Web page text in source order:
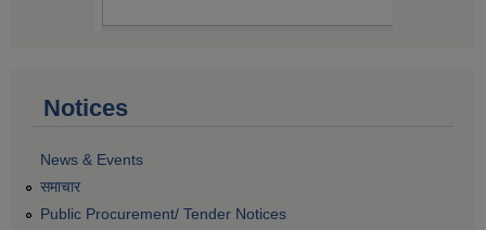
Notices
News & Events
समाचार
Public Procurement/ Tender Notices